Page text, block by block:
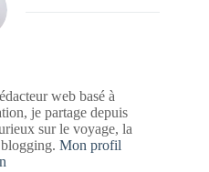
web basé à
je partage depuis
sur le voyage, la
Mon profil